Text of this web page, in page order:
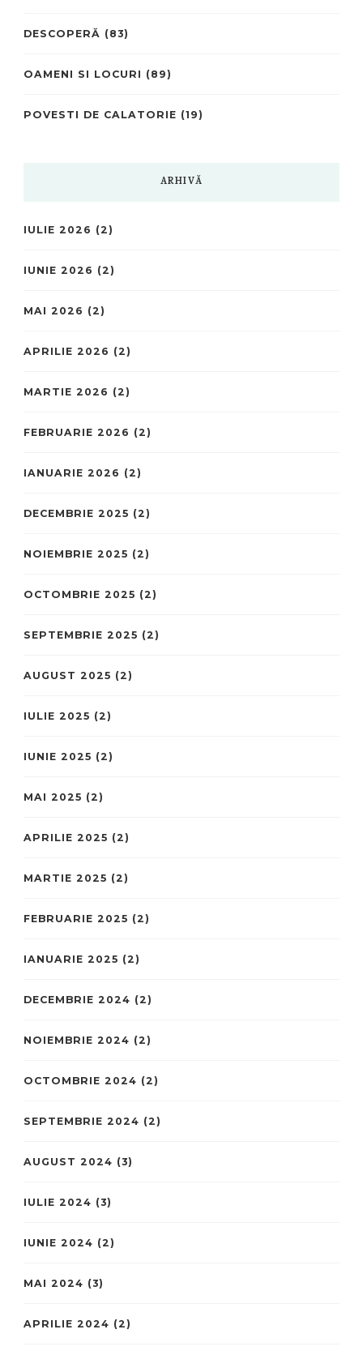
DESCOPERĂ (83)
OAMENI SI LOCURI (89)
POVESTI DE CALATORIE (19)
ARHIVĂ
IULIE 2026 (2)
IUNIE 2026 (2)
MAI 2026 (2)
APRILIE 2026 (2)
MARTIE 2026 (2)
FEBRUARIE 2026 (2)
IANUARIE 2026 (2)
DECEMBRIE 2025 (2)
NOIEMBRIE 2025 (2)
OCTOMBRIE 2025 (2)
SEPTEMBRIE 2025 (2)
AUGUST 2025 (2)
IULIE 2025 (2)
IUNIE 2025 (2)
MAI 2025 (2)
APRILIE 2025 (2)
MARTIE 2025 (2)
FEBRUARIE 2025 (2)
IANUARIE 2025 (2)
DECEMBRIE 2024 (2)
NOIEMBRIE 2024 (2)
OCTOMBRIE 2024 (2)
SEPTEMBRIE 2024 (2)
AUGUST 2024 (3)
IULIE 2024 (3)
IUNIE 2024 (2)
MAI 2024 (3)
APRILIE 2024 (2)